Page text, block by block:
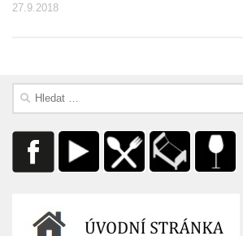
27.9.2018
Vyhledávání